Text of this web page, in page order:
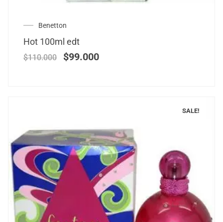
Benetton
Hot 100ml edt
$110.000 $99.000
SALE!